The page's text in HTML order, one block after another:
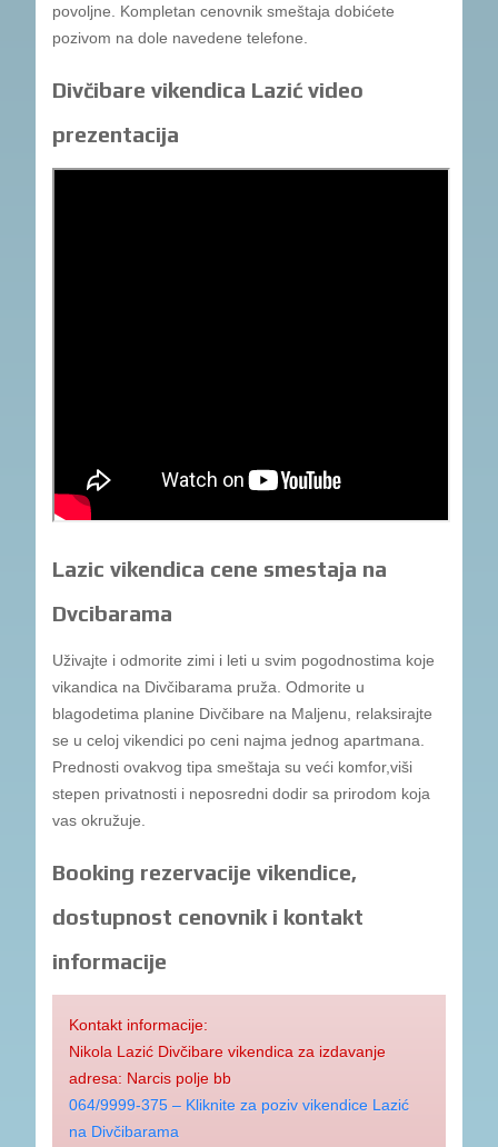
povoljne. Kompletan cenovnik smeštaja dobićete
pozivom na dole navedene telefone.
Divčibare vikendica Lazić video
prezentacija
Lazic vikendica cene smestaja na
Dvcibarama
Uživajte i odmorite zimi i leti u svim pogodnostima koje
vikandica na Divčibarama pruža. Odmorite u
blagodetima planine Divčibare na Maljenu, relaksirajte
se u celoj vikendici po ceni najma jednog apartmana.
Prednosti ovakvog tipa smeštaja su veći komfor,viši
stepen privatnosti i neposredni dodir sa prirodom koja
vas okružuje.
Booking rezervacije vikendice,
dostupnost cenovnik i kontakt
informacije
Kontakt informacije:
Nikola Lazić Divčibare vikendica za izdavanje
adresa: Narcis polje bb
064/9999-375 – Kliknite za poziv vikendice Lazić
na Divčibarama